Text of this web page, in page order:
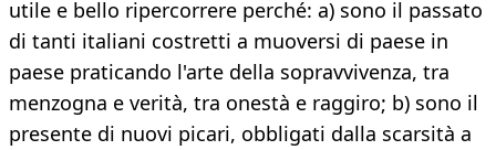
utile e bello ripercorrere perché: a) sono il passato
di tanti italiani costretti a muoversi di paese in
paese praticando l'arte della sopravvivenza, tra
menzogna e verità, tra onestà e raggiro; b) sono il
presente di nuovi picari, obbligati dalla scarsità a